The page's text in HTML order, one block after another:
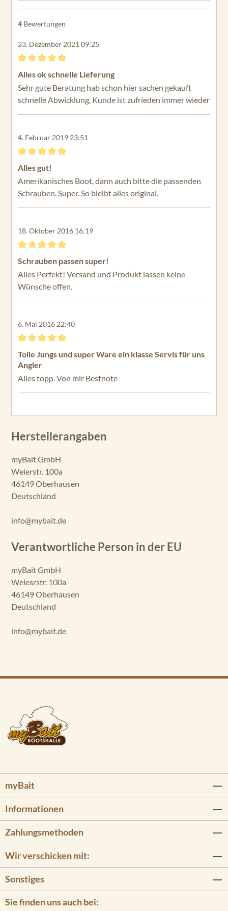
4 Bewertungen
23. Dezember 2021 09:25
Bewertung mit 5 von 5 Sternen
Alles ok schnelle Lieferung
Sehr gute Beratung hab schon hier sachen gekauft
schnelle Abwicklung, Kunde ist zufrieden immer wieder
4. Februar 2019 23:51
Bewertung mit 5 von 5 Sternen
Alles gut!
Amerikanisches Boot, dann auch bitte die passenden
Schrauben. Super. So bleibt alles original.
18. Oktober 2016 16:19
Bewertung mit 5 von 5 Sternen
Schrauben passen super!
Alles Perfekt! Versand und Produkt lassen keine
Wünsche offen.
6. Mai 2016 22:40
Bewertung mit 5 von 5 Sternen
Tolle Jungs und super Ware ein klasse Servis für uns
Angler
Alles topp. Von mir Bestnote
Herstellerangaben
myBait GmbH
Weierstr. 100a
46149 Oberhausen
Deutschland
info@mybait.de
Verantwortliche Person in der EU
myBait GmbH
Weiesrstr. 100a
46149 Oberhausen
Deutschland
info@mybait.de
myBait
Informationen
Sie finden uns auch bei:
Zahlungsmethoden
Wir verschicken mit:
Sonstiges